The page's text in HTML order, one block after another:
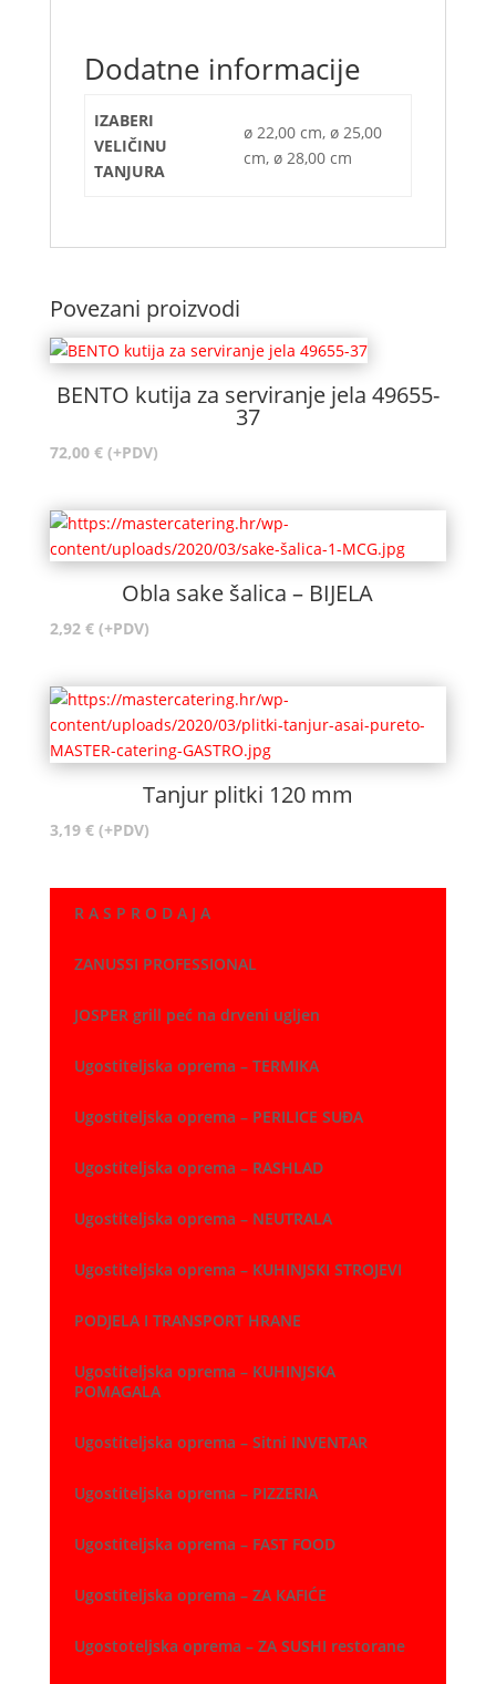
Dodatne informacije
IZABERI
VELIČINU
TANJURA
ø 22,00 cm, ø 25,00
cm, ø 28,00 cm
Povezani proizvodi
BENTO kutija za serviranje jela 49655-
37
72,00 € (+PDV)
Obla sake šalica – BIJELA
2,92 € (+PDV)
Tanjur plitki 120 mm
3,19 € (+PDV)
R A S P R O D A J A
ZANUSSI PROFESSIONAL
JOSPER grill peć na drveni ugljen
Ugostiteljska oprema – TERMIKA
Ugostiteljska oprema – PERILICE SUĐA
Ugostiteljska oprema – RASHLAD
Ugostiteljska oprema – NEUTRALA
Ugostiteljska oprema – KUHINJSKI STROJEVI
PODJELA I TRANSPORT HRANE
Ugostiteljska oprema – KUHINJSKA
POMAGALA
Ugostiteljska oprema – Sitni INVENTAR
Ugostiteljska oprema – PIZZERIA
Ugostiteljska oprema – FAST FOOD
Ugostiteljska oprema – ZA KAFIĆE
Ugostoteljska oprema – ZA SUSHI restorane